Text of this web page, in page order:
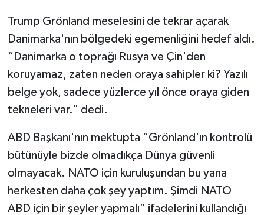
Trump Grönland meselesini de tekrar açarak
Danimarka'nın bölgedeki egemenliğini hedef aldı.
“Danimarka o toprağı Rusya ve Çin'den
koruyamaz, zaten neden oraya sahipler ki? Yazılı
belge yok, sadece yüzlerce yıl önce oraya giden
tekneleri var." dedi.
ABD Başkanı'nın mektupta “Grönland'ın kontrolü
bütünüyle bizde olmadıkça Dünya güvenli
olmayacak. NATO için kuruluşundan bu yana
herkesten daha çok şey yaptım. Şimdi NATO
ABD için bir şeyler yapmalı” ifadelerini kullandığı